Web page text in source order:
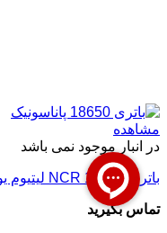
مشاهده
در انبار موجود نمی باشد
باتری NCR 18650 لیتیوم یون پاناسونیک
تماس بگیرید